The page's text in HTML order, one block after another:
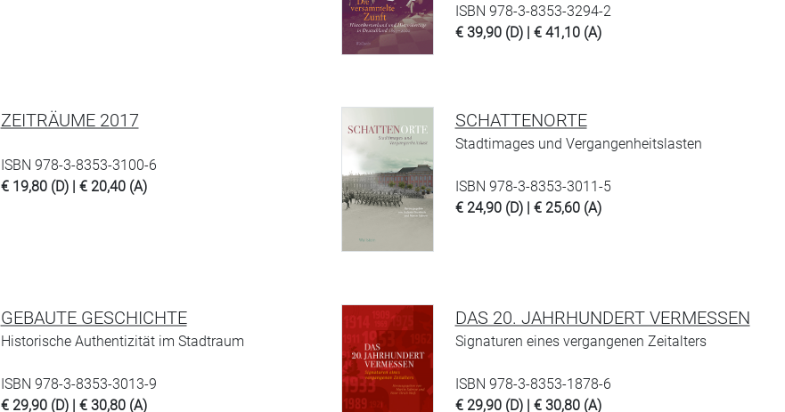
ISBN 978-3-8353-3294-2
€ 39,90 (D) | € 41,10 (A)
ZEITRÄUME 2017
ISBN 978-3-8353-3100-6
€ 19,80 (D) | € 20,40 (A)
SCHATTENORTE
Stadtimages und Vergangenheitslasten
ISBN 978-3-8353-3011-5
€ 24,90 (D) | € 25,60 (A)
GEBAUTE GESCHICHTE
Historische Authentizität im Stadtraum
ISBN 978-3-8353-3013-9
€ 29,90 (D) | € 30,80 (A)
DAS 20. JAHRHUNDERT VERMESSEN
Signaturen eines vergangenen Zeitalters
ISBN 978-3-8353-1878-6
€ 29,90 (D) | € 30,80 (A)